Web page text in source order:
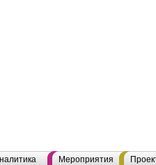
Мероприятия